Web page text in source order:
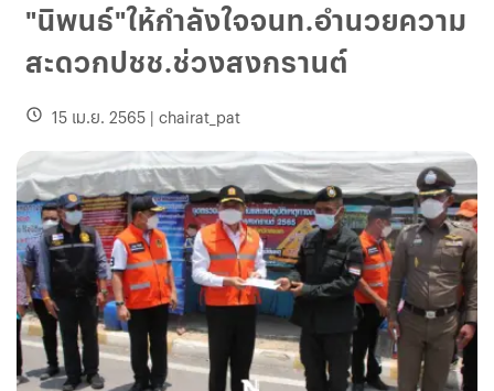
"นิพนธ์"ให้กำลังใจจนท.อำนวยความ
สะดวกปชช.ช่วงสงกรานต์
15 เม.ย. 2565 | chairat_pat